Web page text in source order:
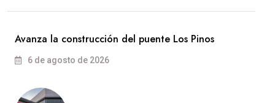
Avanza la construcción del puente Los Pinos
6 de agosto de 2026